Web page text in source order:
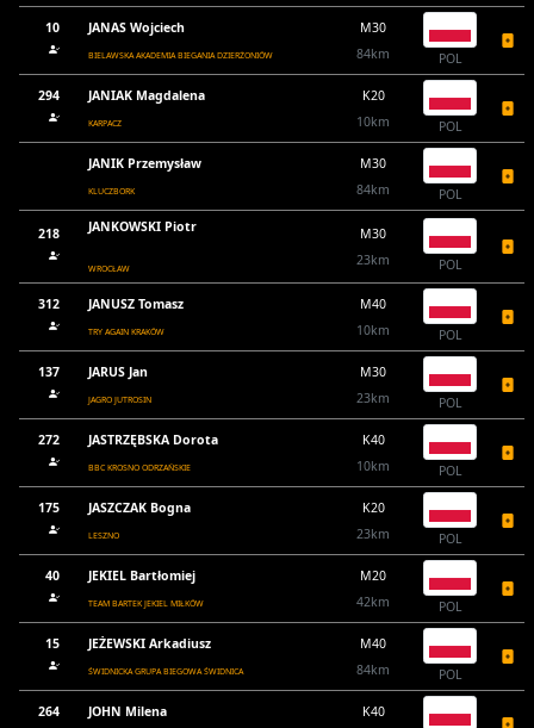
10 JANAS Wojciech
BIELAWSKA AKADEMIA BIEGANIA DZIERŻONIÓW
M30
84km
POL
294 JANIAK Magdalena
KARPACZ
K20
10km
POL
JANIK Przemysław
KLUCZBORK
M30
84km
POL
218 JANKOWSKI Piotr
WROCŁAW
M30
23km
POL
312 JANUSZ Tomasz
TRY AGAIN KRAKÓW
M40
10km
POL
137 JARUS Jan
JAGRO JUTROSIN
M30
23km
POL
272 JASTRZĘBSKA Dorota
BBC KROSNO ODRZAŃSKIE
K40
10km
POL
175 JASZCZAK Bogna
LESZNO
K20
23km
POL
40 JEKIEL Bartłomiej
TEAM BARTEK JEKIEL MIŁKÓW
M20
42km
POL
15 JEŻEWSKI Arkadiusz
ŚWIDNICKA GRUPA BIEGOWA ŚWIDNICA
M40
84km
POL
264 JOHN Milena
K40